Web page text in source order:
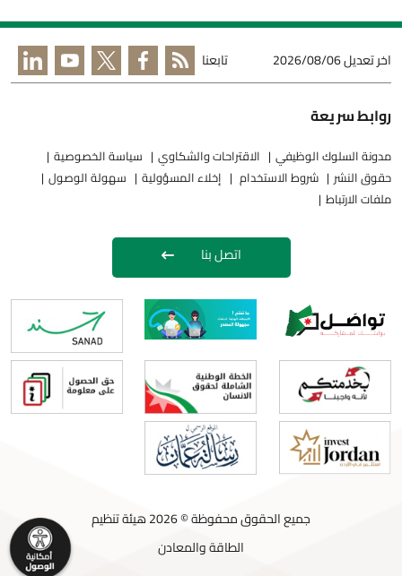
اخر تعديل2026/08/06 تابعنا
روابط سريعة
مدونة السلوك الوظيفي الاقتراحات والشكاوي
سياسة الخصوصية
حقوق النشر
شروط الاستخدام إخلاء المسؤولية
سهولة الوصول
ملفات الارتباط
اتصل بنا
جميع الحقوق محفوظة © 2026 هيئة تنظيم
الطاقة والمعادن